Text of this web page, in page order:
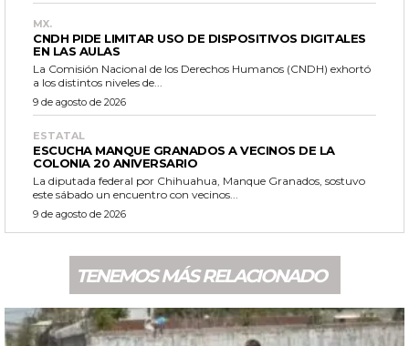
MX.
CNDH PIDE LIMITAR USO DE DISPOSITIVOS DIGITALES
EN LAS AULAS
La Comisión Nacional de los Derechos Humanos (CNDH) exhortó
a los distintos niveles de...
9 de agosto de 2026
ESTATAL
ESCUCHA MANQUE GRANADOS A VECINOS DE LA
COLONIA 20 ANIVERSARIO
La diputada federal por Chihuahua, Manque Granados, sostuvo
este sábado un encuentro con vecinos...
9 de agosto de 2026
TENEMOS MÁS RELACIONADO